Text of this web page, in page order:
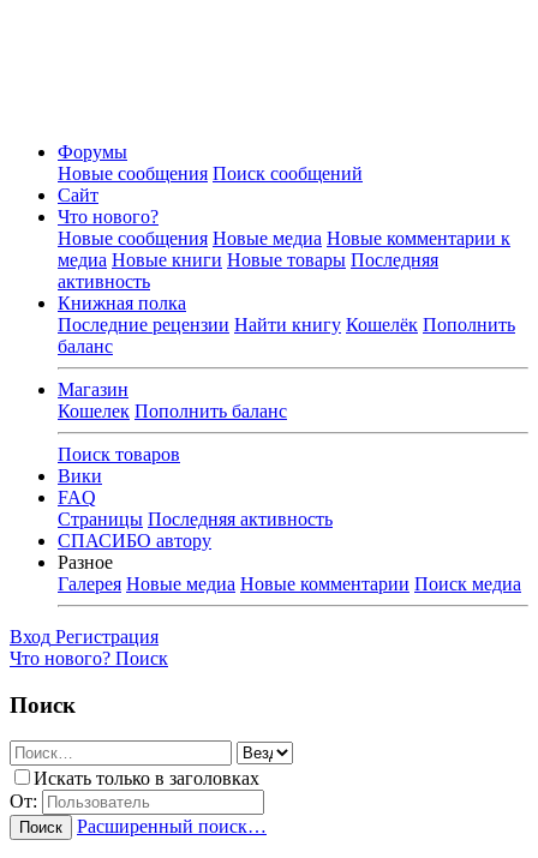
Форумы
Новые сообщения Поиск сообщений
Сайт
Что нового?
Новые сообщения Новые медиа Новые комментарии к
медиа Новые книги Новые товары Последняя
активность
Книжная полка
Последние рецензии Найти книгу Кошелёк Пополнить
баланс
Магазин
Кошелек Пополнить баланс
Поиск товаров
Вики
FAQ
Страницы Последняя активность
СПАСИБО автору
Разное
Галерея Новые медиа Новые комментарии Поиск медиа
Вход Регистрация
Что нового? Поиск
Поиск
Искать только в заголовках
От:
Поиск Расширенный поиск…